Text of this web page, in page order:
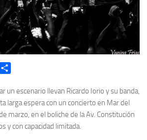
WhatsApp
un escenario llevan Ricardo Iorio y su banda,
larga espera con un concierto en Mar del
marzo, en el boliche de la Av. Constitución
y con capacidad limitada.